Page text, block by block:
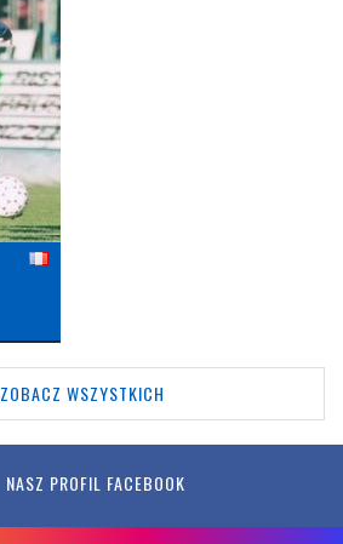
ZOBACZ WSZYSTKICH
NASZ PROFIL FACEBOOK